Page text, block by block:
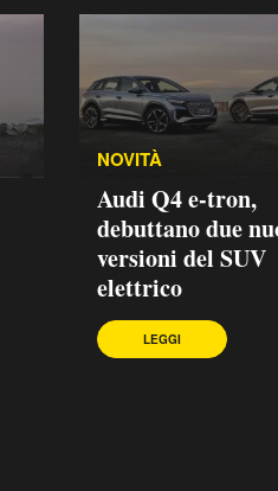
NOVITÀ
Audi Q4 e-tron,
debuttano due
versioni del SUV
elettrico
LEGGI